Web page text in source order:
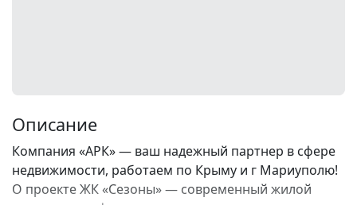
Описание
Компания «АРК» — ваш надежный партнер в сфере
недвижимости, работаем по Крыму и г Мариуполю!
О проекте ЖК «Сезоны» — современный жилой